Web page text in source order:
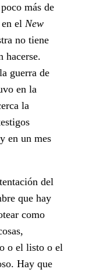
más de
el New
no tiene
hacerse.
guerra de
en la
la
en un mes
del
que hay
como
o el listo o el
Hay que